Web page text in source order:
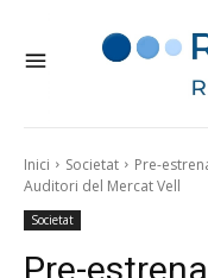
Inici Societat
Pre-
Auditori del Mercat Vell
Societat
Pre-